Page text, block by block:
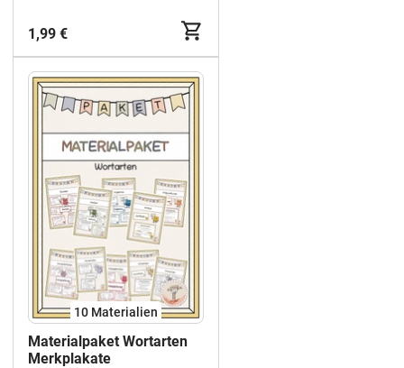
1,99 €
10 Materialien
Materialpaket Wortarten
Merkplakate